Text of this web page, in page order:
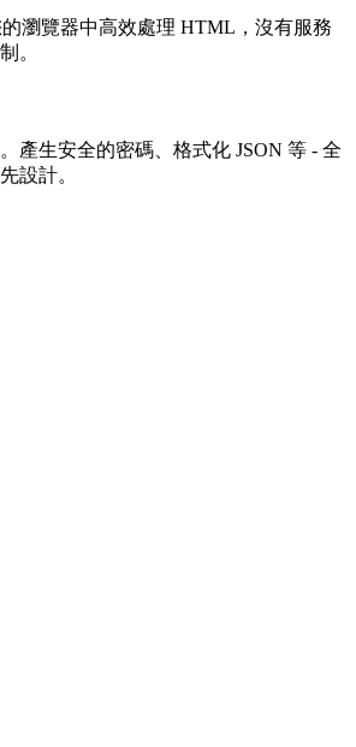
的瀏覽器中高效處理 HTML，沒有服務
。
產生安全的密碼、格式化 JSON 等 - 全
設計。